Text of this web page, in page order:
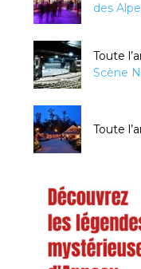
des
Toute
Scène
Toute